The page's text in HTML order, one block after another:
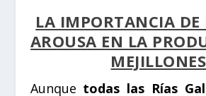
LA IMPORTANCIA DE
AROUSA EN LA
MEJILLONES
Aunque todas las Rías